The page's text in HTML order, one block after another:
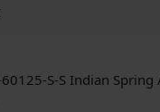
60125-S-S Indian